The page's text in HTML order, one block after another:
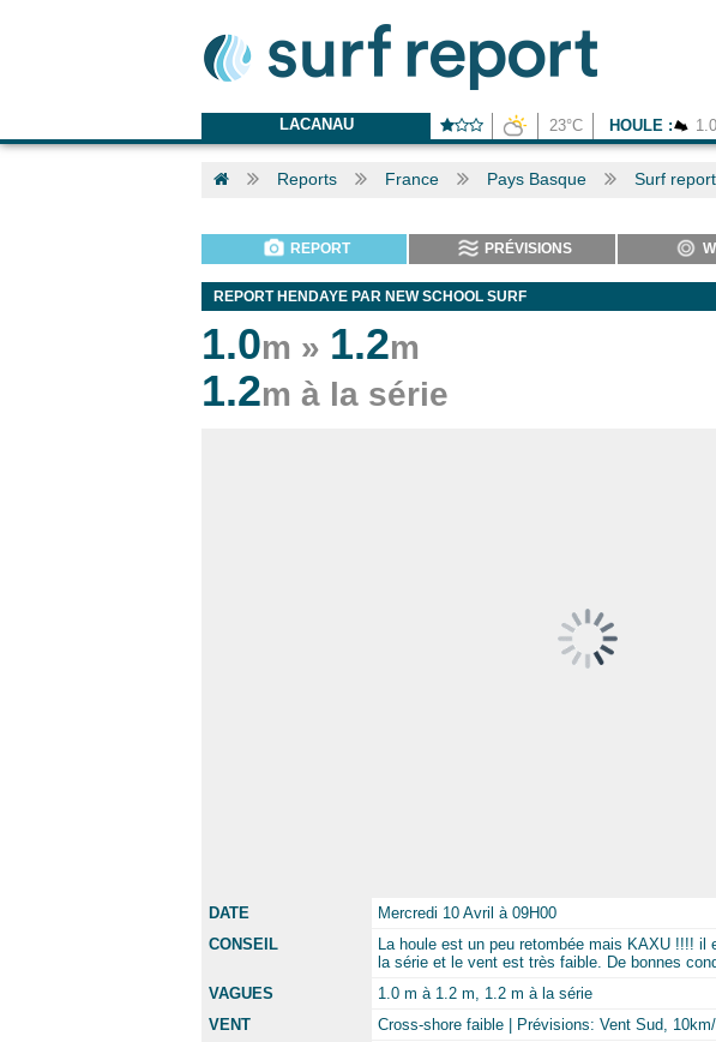
LACANAU 23°C HOULE :
Reports France Pays Basque Surf
REPORT PRÉVISIONS
REPORT HENDAYE PAR NEW SCHOOL SURF
1.0m » 1.2m
1.2m à la série
DATE
Mercredi 10 Avril à 09H00
CONSEIL
La houle est un peu retombée mais KAXU !!!!
la série et le vent est très faible. De bonnes
VAGUES
1.0 m à 1.2 m, 1.2 m à la série
VENT
Cross-shore faible | Prévisions: Vent Sud,